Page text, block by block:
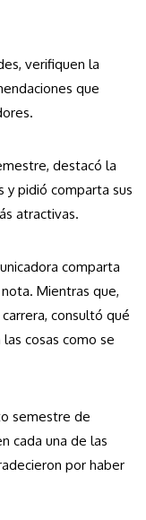
verifiquen la
que
destacó la
y pidió comparta sus
atractivas.
comparta
Mientras que,
consultó qué
cosas como se
semestre de
cada una de las
por haber